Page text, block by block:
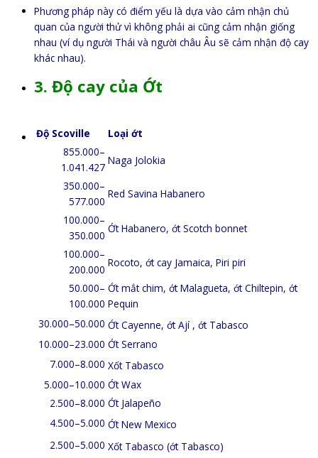
Phương pháp này có điểm yếu là dựa vào cảm nhận chủ
quan của người thử vì không phải ai cũng cảm nhận giống
nhau (ví dụ người Thái và người châu Âu sẽ cảm nhận độ cay
khác nhau).
3. Độ cay của Ớt
Độ Scoville
Loại ớt
855.000–
1.041.427 Naga Jolokia
350.000–
577.000
Red Savina Habanero
100.000–
350.000 Ớt Habanero, ớt Scotch bonnet
100.000–
200.000 Rocoto, ớt cay Jamaica, Piri piri
50.000–
100.000
Ớt mắt chim, ớt Malagueta, ớt Chiltepin, ớt
Pequin
30.000–50.000 Ớt Cayenne, ớt Ají , ớt Tabasco
10.000–23.000 Ớt Serrano
7.000–8.000 Xốt Tabasco
5.000–10.000 Ớt Wax
2.500–8.000 Ớt Jalapeño
4.500–5.000 Ớt New Mexico
2.500–5.000 Xốt Tabasco (ớt Tabasco)